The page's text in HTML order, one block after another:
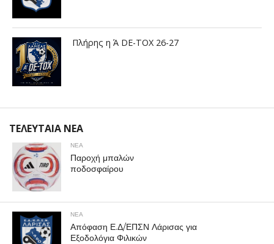
Πλήρης η Ά DE-TOX 26-27
ΤΕΛΕΥΤΑΙΑ ΝΕΑ
ΝΕΑ
Παροχή μπαλών
ποδοσφαίρου
ΝΕΑ
Απόφαση Ε.Δ/ΕΠΣΝ Λάρισας για
Εξοδολόγια Φιλικών